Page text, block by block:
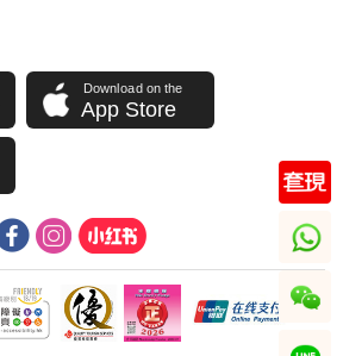
Download on the
App Store
whatsapp